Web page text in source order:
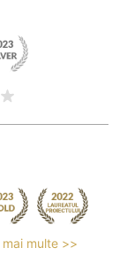
mai multe >>